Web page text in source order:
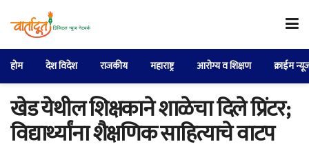
होम देश विदेश राजकीय महाराष्ट्र आरोग्य व शिक्षण क्राईम
खेड येथील शिक्षकाने शाळेचा दिले प्रिंटर;
विद्यार्थ्यांना शैक्षणिक साहित्याचे वाटप